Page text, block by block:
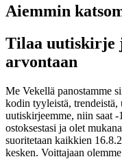
Aiemmin
Tilaa uutiskirje
arvontaan
Me Vekellä panostamme
kodin tyyleistä, trendeistä,
uutiskirjeemme, niin saat
ostoksestasi ja olet
suoritetaan kaikkien
kesken. Voittajaan